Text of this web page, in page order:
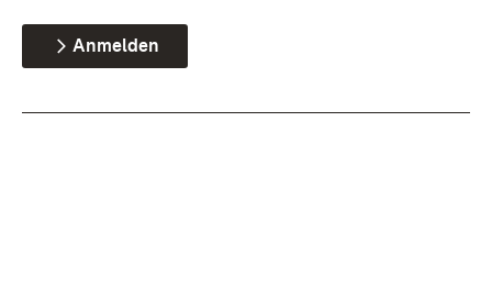
Anmelden